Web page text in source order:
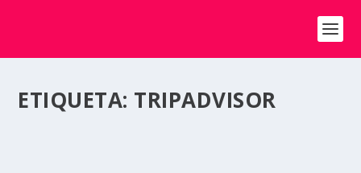
ETIQUETA: TRIPADVISOR